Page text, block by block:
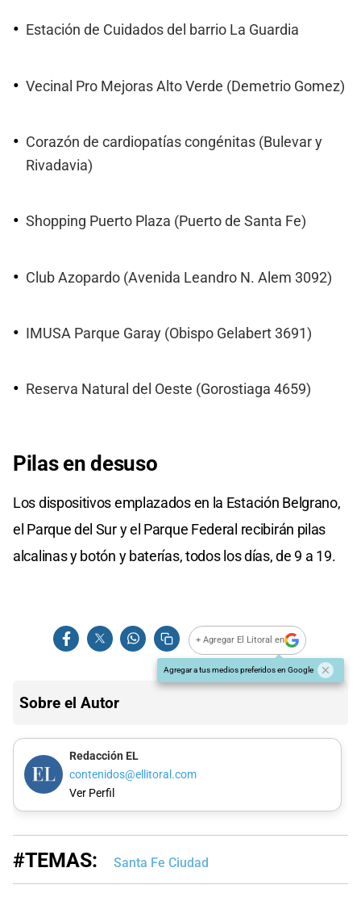
Estación de Cuidados del barrio La Guardia
Vecinal Pro Mejoras Alto Verde (Demetrio Gomez)
Corazón de cardiopatías congénitas (Bulevar y
Rivadavia)
Shopping Puerto Plaza (Puerto de Santa Fe)
Club Azopardo (Avenida Leandro N. Alem 3092)
IMUSA Parque Garay (Obispo Gelabert 3691)
Reserva Natural del Oeste (Gorostiaga 4659)
Pilas en desuso
Los dispositivos emplazados en la Estación Belgrano,
el Parque del Sur y el Parque Federal recibirán pilas
alcalinas y botón y baterías, todos los días, de 9 a 19.
+ Agregar El Litoral en
Agregar a tus medios preferidos en Google
Sobre el Autor
Redacción EL
contenidos@ellitoral.com
Ver Perfil
#TEMAS: Santa Fe Ciudad